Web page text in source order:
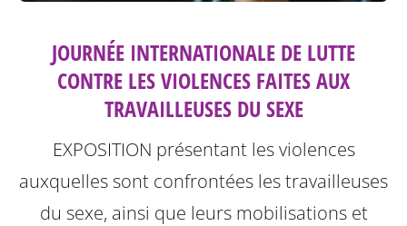
JOURNÉE INTERNATIONALE DE LUTTE
CONTRE LES VIOLENCES FAITES AUX
TRAVAILLEUSES DU SEXE
EXPOSITION présentant les violences
auxquelles sont confrontées les travailleuses
du sexe, ainsi que leurs mobilisations et